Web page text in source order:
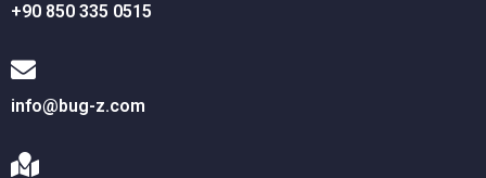
+90 850 335 0515
info@bug-z.com